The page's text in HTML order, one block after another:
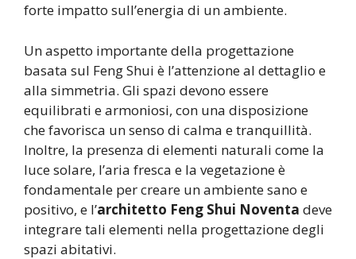
forte impatto sull’energia di un ambiente.
Un aspetto importante della progettazione
basata sul Feng Shui è l’attenzione al dettaglio e
alla simmetria. Gli spazi devono essere
equilibrati e armoniosi, con una disposizione
che favorisca un senso di calma e tranquillità.
Inoltre, la presenza di elementi naturali come la
luce solare, l’aria fresca e la vegetazione è
fondamentale per creare un ambiente sano e
positivo, e l’architetto Feng Shui Noventa deve
integrare tali elementi nella progettazione degli
spazi abitativi.